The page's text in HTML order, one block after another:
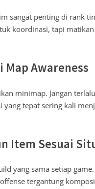
sangat penting di rank
koordinasi, tapi
Map Awareness
minimap. Jangan
yang tepat sering kali
Item Sesuai
yang sama setiap
tergantung